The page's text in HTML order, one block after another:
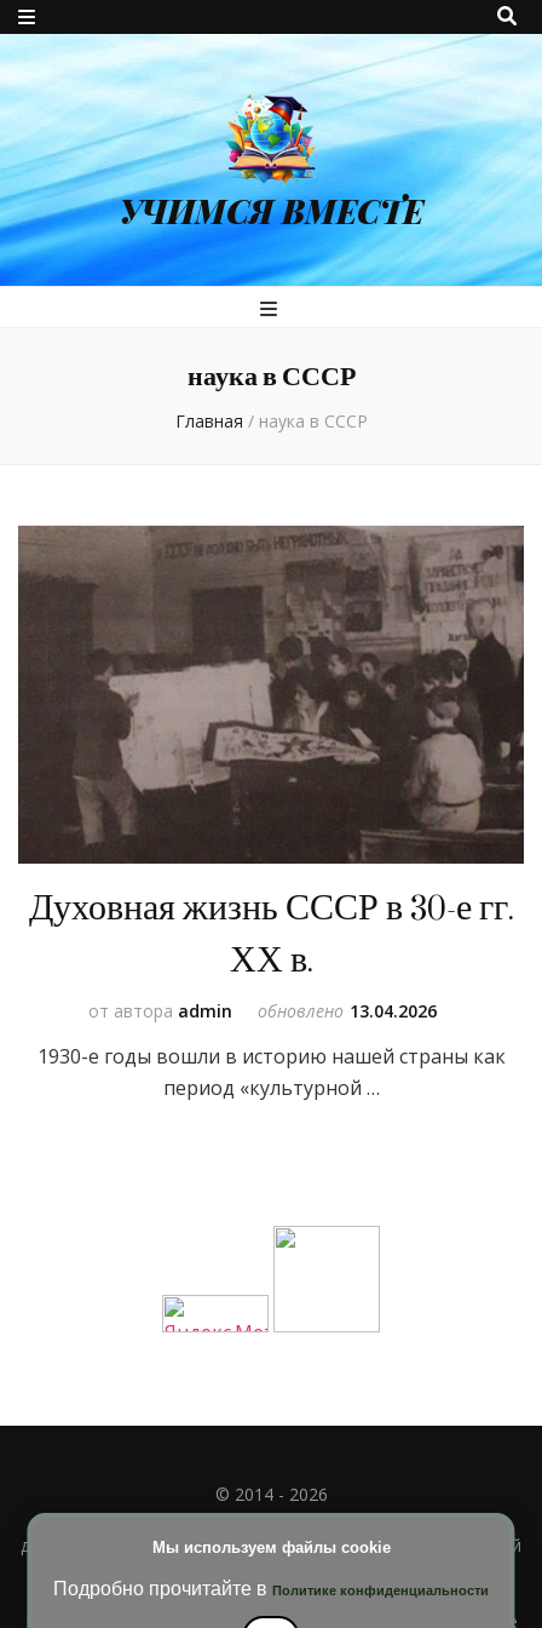
УЧИМСЯ ВМЕСТЕ
наука в СССР
Главная / наука в СССР
Духовная жизнь СССР в 30-е гг.
ХХ в.
от автора admin обновлено 13.04.2026
1930-е годы вошли в историю нашей страны как
период «культурной …
Мы используем файлы cookie
Подробно прочитайте в Политике конфиденциальности
© 2014 - 2026
Полное или частичное использование материала
допускается только при наличии активной и индексируемой
Blossom Diva | РазработанаТемы Blossom . На платформе